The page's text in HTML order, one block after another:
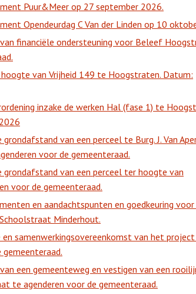
Puur&Meer op 27 september 2026.
Opendeurdag C Van der Linden op 10
financiële ondersteuning voor Beleef
van Vrijheid 149 te Hoogstraten. Datum:
inzake de werken Hal (fase 1) te
van een perceel te Burg. J. Van
voor de gemeenteraad.
grondafstand van een perceel ter hoogte van
voor de gemeenteraad.
en aandachtspunten en goedkeuring voor
Minderhout.
samenwerkingsovereenkomst van het
een gemeenteweg en vestigen van een
te agenderen voor de gemeenteraad.